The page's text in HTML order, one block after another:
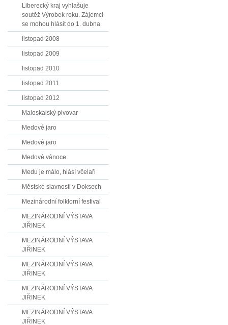
Liberecký kraj vyhlašuje
soutěž Výrobek roku. Zájemci
se mohou hlásit do 1. dubna
listopad 2008
listopad 2009
listopad 2010
listopad 2011
listopad 2012
Maloskalský pivovar
Medové jaro
Medové jaro
Medové vánoce
Medu je málo, hlásí včelaři
Městské slavnosti v Doksech
Mezinárodní folklorní festival
MEZINÁRODNÍ VÝSTAVA
JIŘINEK
MEZINÁRODNÍ VÝSTAVA
JIŘINEK
MEZINÁRODNÍ VÝSTAVA
JIŘINEK
MEZINÁRODNÍ VÝSTAVA
JIŘINEK
MEZINÁRODNÍ VÝSTAVA
JIŘINEK